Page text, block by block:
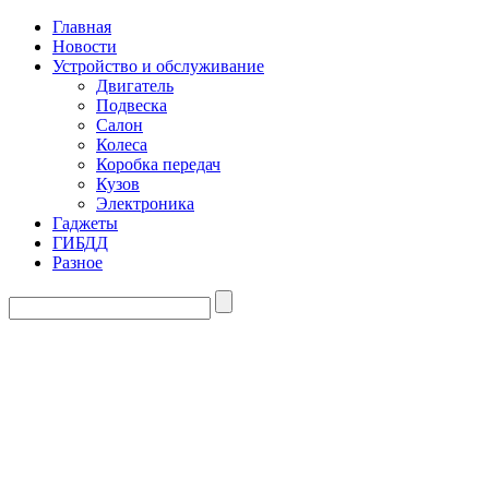
Главная
Новости
Устройство и обслуживание
Двигатель
Подвеска
Салон
Колеса
Коробка передач
Кузов
Электроника
Гаджеты
ГИБДД
Разное